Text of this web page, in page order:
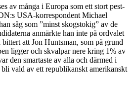
av många i Europa som ett stort pest-
USA-korrespondent Michael
såg som ”minst skogstokig” av de
anmärkte han inte på ordvalet
bittert att Jon Huntsman, som på grund
ligger och skvalpar nere kring 1% av
den smartaste av alla och därmed i
vald av ett republikanskt amerikanskt